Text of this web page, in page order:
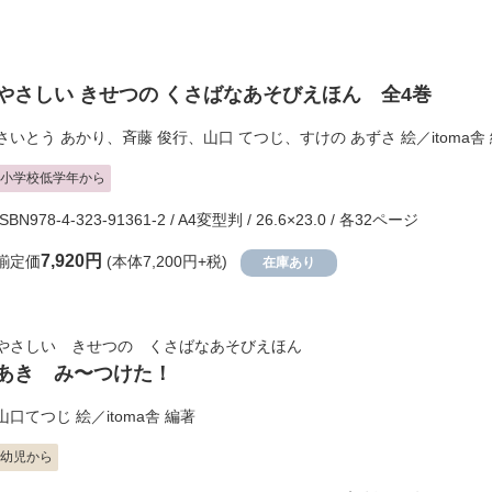
さしい きせつの くさばなあそびえほん 全4巻
いとう あかり 斉藤 俊行 山口 てつじ すけの あずさ 絵／itoma舎
小学校低学年から
4-323-91361-2 / A4変型判 / 26.6×23.0 / 各32ページ
定価7,920円 (本体7,200円+税) 在庫あり
さしい きせつの くさばなあそびえほん
き み〜つけた！
口てつじ 絵／itoma舎 編著
幼児から